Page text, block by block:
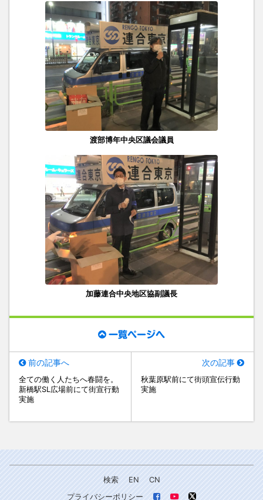
渡部博年中央区議会議員
加藤連合中央地区協副議長
一覧ページへ
前の記事へ
全ての働く人たちへ春闘を。
新橋駅SL広場前にて街宣行動
実施
次の記事
秋葉原駅前にて街頭宣伝行動
実施
検索 EN
CN
プライバシーポリシー